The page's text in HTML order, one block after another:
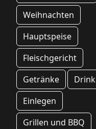
Weihnachten
Hauptspeise
Fleischgericht
Getränke
Drink
Einlegen
Grillen und BBQ